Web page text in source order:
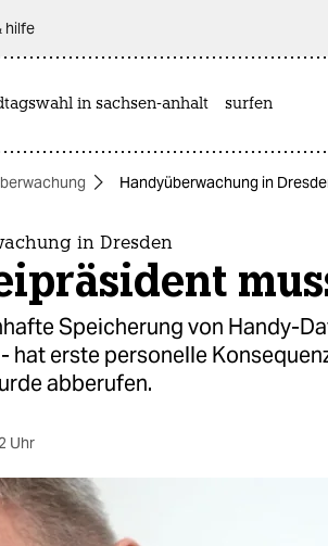
hilfe
in sachsen-anhalt surfen
Handyüberwachung in
in Dresden
Speicherung von Handy-
hat erste personelle
abberufen.
Uhr